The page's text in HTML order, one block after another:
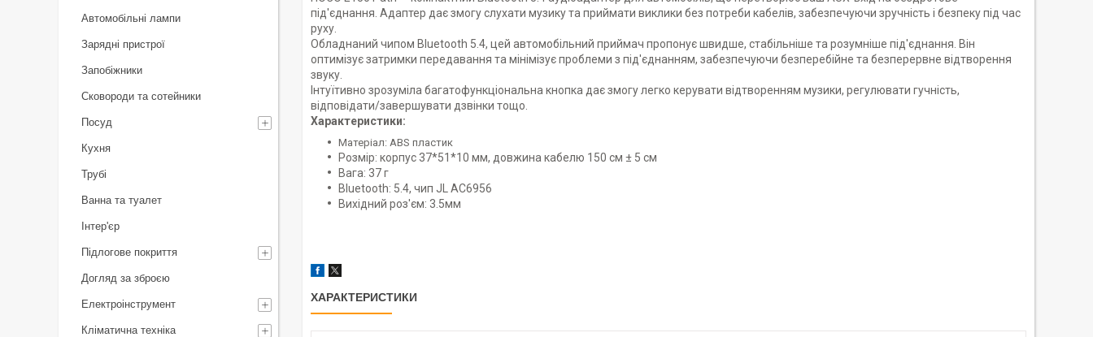
під'єднання. Адаптер дає змогу слухати музику та приймати виклики без потреби кабелів, забезпечуючи зручність і безпеку під час
руху.
Обладнаний чипом Bluetooth 5.4, цей автомобільний приймач пропонує швидше, стабільніше та розумніше під'єднання. Він
оптимізує затримки передавання та мінімізує проблеми з під'єднанням, забезпечуючи безперебійне та безперервне відтворення
звуку.
Інтуїтивно зрозуміла багатофункціональна кнопка дає змогу легко керувати відтворенням музики, регулювати гучність,
відповідати/завершувати дзвінки тощо.
Характеристики:
Матеріал: ABS пластик
Розмір: корпус 37*51*10 мм, довжина кабелю 150 см ± 5 см
Вага: 37 г
Bluetooth: 5.4, чип JL AC6956
Вихідний роз'єм: 3.5мм
ХАРАКТЕРИСТИКИ
Автомобільні лампи
Зарядні пристрої
Запобіжники
Сковороди та сотейники
Посуд
Кухня
Трубі
Ванна та туалет
Інтер'єр
Підлогове покриття
Догляд за зброєю
Електроінструмент
Кліматична техніка